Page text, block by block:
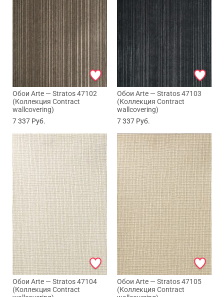
Обои Arte — Stratos 47102
(Коллекция Contract
wallcovering)
7 337 Руб.
Обои Arte — Stratos 47103
(Коллекция Contract
wallcovering)
7 337 Руб.
Обои Arte — Stratos 47104
(Коллекция Contract
Обои Arte — Stratos 47105
(Коллекция Contract